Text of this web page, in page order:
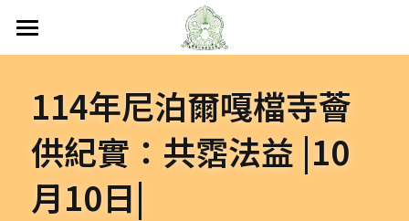
首頁
關於嘎檔
認識嘎檔
傳承祖師
嘎檔修行
嘎檔經藏
弘法日誌
114年尼泊爾嘎檔寺薈
供紀實：共霑法益 |10
月10日|